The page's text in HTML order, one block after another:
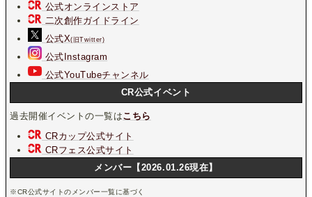
公式オンラインストア
二次創作ガイドライン
公式X(旧Twitter)
公式Instagram
公式YouTubeチャンネル
CR公式イベント
過去開催イベントの一覧はこちら
CRカップ公式サイト
CRフェス公式サイト
メンバー【2026.01.26現在】
※CR公式サイトのメンバー一覧に基づく